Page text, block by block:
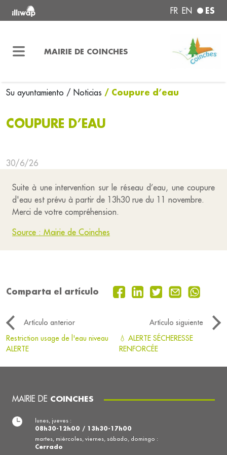
FR EN ES
MAIRIE DE COINCHES
Su ayuntamiento / Noticias / Coupure d’eau
COUPURE D’EAU
30/6/26
Suite à une intervention sur le réseau d’eau, une coupure
d'eau est prévu à partir de 13h30 rue du 11 novembre.
Merci de votre compréhension.
Source : Mairie de Coinches
Comparta el artículo
Artículo anterior
Artículo siguiente
Restriction usage de l'eau niveau
ALERTE
💧 ALERTE SÉCHERESSE
RENFORCÉE
MAIRIE DE COINCHES
lunes, jueves :
08h30-12h00 / 13h30-17h00
martes, miércoles, viernes, sábado, domingo :
Cerrado